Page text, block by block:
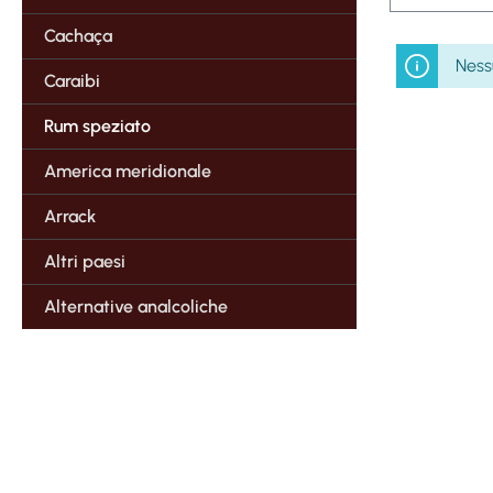
Cachaça
Caraibi
Rum speziato
America meridionale
Arrack
Altri paesi
Alternative analcoliche